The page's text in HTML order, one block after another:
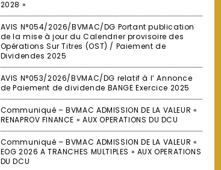
2028 »
AVIS N°054/2026/BVMAC/DG Portant publication
de la mise à jour du Calendrier provisoire des
Opérations Sur Titres (OST) / Paiement de
Dividendes 2025
AVIS N°053/2026/BVMAC/DG relatif à l’ Annonce
de Paiement de dividende BANGE Exercice 2025
Communiqué – BVMAC ADMISSION DE LA VALEUR «
RENAPROV FINANCE » AUX OPERATIONS DU DCU
Communiqué – BVMAC ADMISSION DE LA VALEUR «
EOG 2026 A TRANCHES MULTIPLES » AUX OPERATIONS
DU DCU